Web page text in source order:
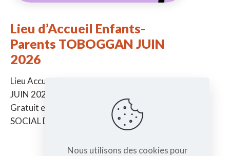
Lieu d’Accueil Enfants-
Parents TOBOGGAN JUIN
2026
Lieu Accueil Enfants-Parents TOBOGGAN
JUIN 2026 -> De la naissance à 6 ans ->
Gratuit et sans inscription à la MJC CENTRE
SOCIAL DE TAIN Jeudi
Nous utilisons des cookies pour